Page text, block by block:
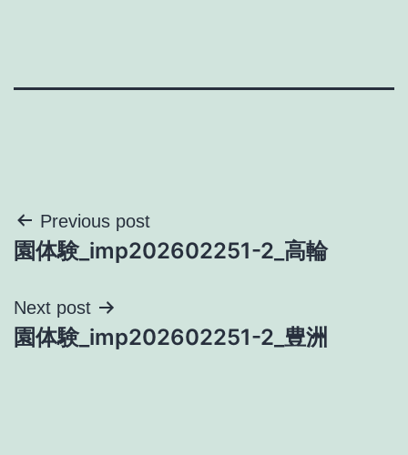
投
稿
ナ
ビ
Previous post
園体験_imp202602251-2_高輪
Next post
園体験_imp202602251-2_豊洲